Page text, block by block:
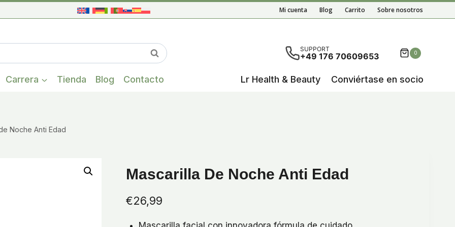
Mi cuenta Blog Carrito Sobre nosotros
BuscarCuando hay resultados autocompletados, puedes utilizar las
SUPPORT
+49 176 70609653 0
Carrera Tienda Blog Contacto Lr Health & Beauty Conviértase en socio
Noche Anti Edad
Mascarilla De Noche Anti Edad
€26,99
Noche
Anti
cantidad